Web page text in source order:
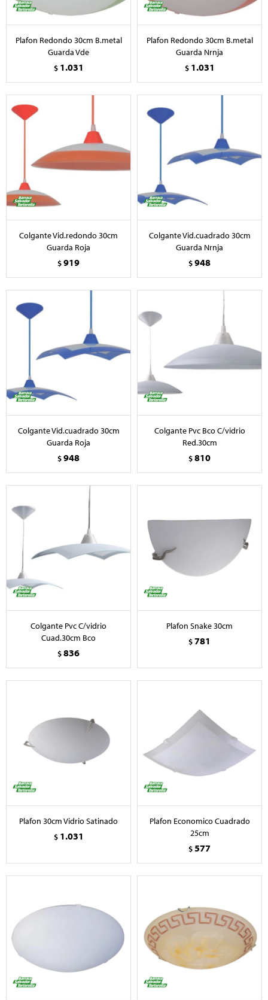
Plafon Redondo 30cm B.metal
Guarda Vde
$ 1.031
Plafon Redondo 30cm B.metal
Guarda Nrnja
$ 1.031
Colgante Vid.redondo 30cm
Guarda Roja
$919
Colgante Vid.cuadrado 30cm
Guarda Nrnja
$948
Colgante Vid.cuadrado 30cm
Guarda Roja
$948
Colgante Pvc Bco C/vidrio
Red.30cm
$810
Colgante Pvc C/vidrio
Cuad.30cm Bco
$836
Plafon Snake 30cm
$781
Plafon 30cm Vidrio Satinado
$ 1.031
Plafon Economico Cuadrado
25cm
$577